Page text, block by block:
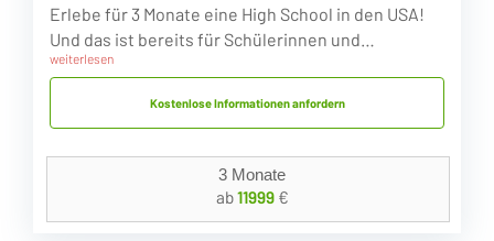
Erlebe für 3 Monate eine High School in den USA!
Und das ist bereits für Schülerinnen und…
weiterlesen
Kostenlose Informationen anfordern
3 Monate
ab11999€